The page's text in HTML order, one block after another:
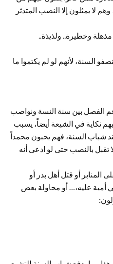
لا يمثلون إلا النصب المتدثر
وخطيرة.. ولذيذة..
السنة، لأنهم لو لم يكتموا ما
الفصل بين سنة النسة ونواصب
نكاية في الشيعة أيضاً، يسبب
شباب السنة، فهم يحبون محمداً
تقبل بالنصب حتى لو ادعى أنه
أو قتل أهل بدر أو
أمية عليه،… أو محاولة بعض